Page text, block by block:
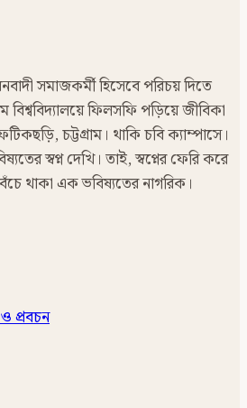
সমাজকর্মী হিসেবে পরিচয় দিতে
বিশ্ববিদ্যালয়ে ফিলসফি পড়িয়ে জীবিকা
চট্টগ্রাম। থাকি চবি ক্যাম্পাসে।
স্বপ্ন দেখি। তাই, স্বপ্নের ফেরি করে
থাকা এক ভবিষ্যতের নাগরিক।
প্রবচন